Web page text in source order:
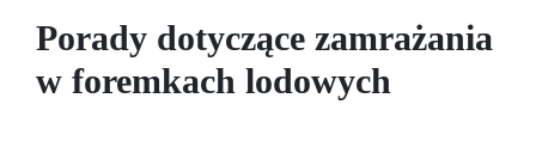
Porady dotyczące zamrażania
w foremkach lodowych